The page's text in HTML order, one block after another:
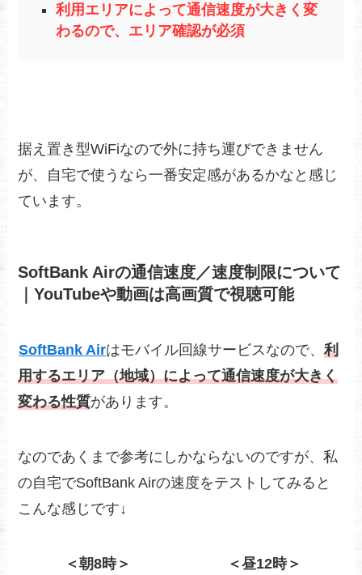
利用エリアによって通信速度が大きく変
わるので、エリア確認が必須
据え置き型WiFiなので外に持ち運びできません
が、自宅で使うなら一番安定感があるかなと感じ
ています。
SoftBank Airの通信速度／速度制限について
｜YouTubeや動画は高画質で視聴可能
SoftBank Airはモバイル回線サービスなので、利
用するエリア（地域）によって通信速度が大きく
変わる性質があります。
なのであくまで参考にしかならないのですが、私
の自宅でSoftBank Airの速度をテストしてみると
こんな感じです↓
＜朝8時＞ ＜昼12時＞